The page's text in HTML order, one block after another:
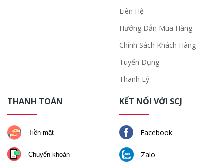
Liên Hệ
Hướng Dẫn Mua Hàng
Chính Sách Khách Hàng
Tuyển Dụng
Thanh Lý
THANH TOÁN
Tiền mặt
Chuyển khoản
KẾT NỐI VỚI SCJ
Facebook
Zalo